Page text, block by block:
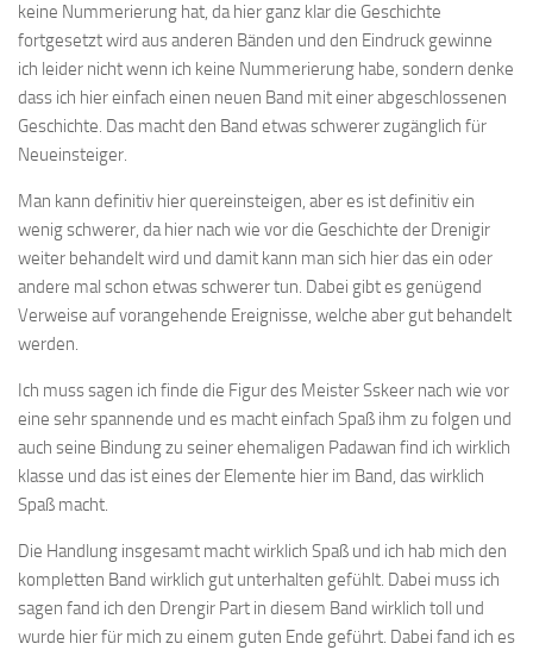
keine Nummerierung hat, da hier ganz klar die Geschichte
fortgesetzt wird aus anderen Bänden und den Eindruck gewinne
ich leider nicht wenn ich keine Nummerierung habe, sondern denke
dass ich hier einfach einen neuen Band mit einer abgeschlossenen
Geschichte. Das macht den Band etwas schwerer zugänglich für
Neueinsteiger.
Man kann definitiv hier quereinsteigen, aber es ist definitiv ein
wenig schwerer, da hier nach wie vor die Geschichte der Drenigir
weiter behandelt wird und damit kann man sich hier das ein oder
andere mal schon etwas schwerer tun. Dabei gibt es genügend
Verweise auf vorangehende Ereignisse, welche aber gut behandelt
werden.
Ich muss sagen ich finde die Figur des Meister Sskeer nach wie vor
eine sehr spannende und es macht einfach Spaß ihm zu folgen und
auch seine Bindung zu seiner ehemaligen Padawan find ich wirklich
klasse und das ist eines der Elemente hier im Band, das wirklich
Spaß macht.
Die Handlung insgesamt macht wirklich Spaß und ich hab mich den
kompletten Band wirklich gut unterhalten gefühlt. Dabei muss ich
sagen fand ich den Drengir Part in diesem Band wirklich toll und
wurde hier für mich zu einem guten Ende geführt. Dabei fand ich es